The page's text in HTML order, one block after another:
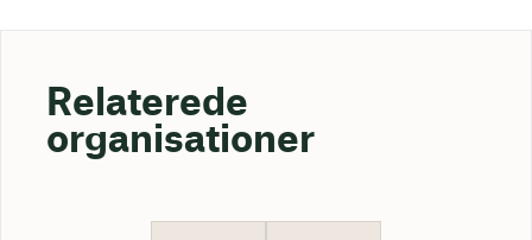
Relaterede
organisationer